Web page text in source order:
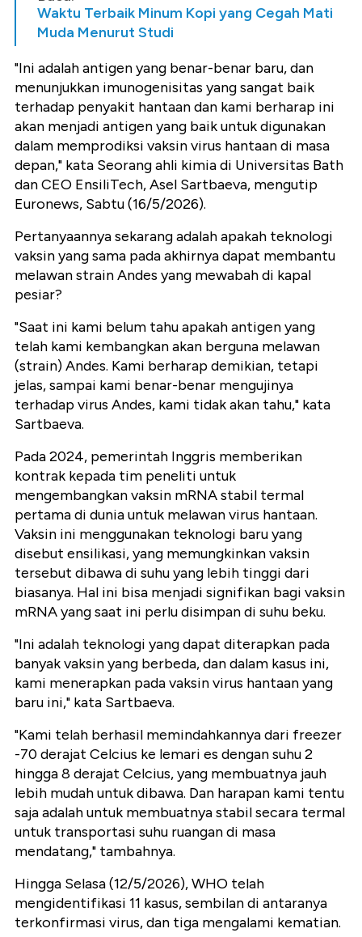
Waktu Terbaik Minum Kopi yang Cegah Mati
Muda Menurut Studi
"Ini adalah antigen yang benar-benar baru, dan
menunjukkan imunogenisitas yang sangat baik
terhadap penyakit hantaan dan kami berharap ini
akan menjadi antigen yang baik untuk digunakan
dalam memprodiksi vaksin virus hantaan di masa
depan," kata Seorang ahli kimia di Universitas Bath
dan CEO EnsiliTech, Asel Sartbaeva, mengutip
Euronews, Sabtu (16/5/2026).
Pertanyaannya sekarang adalah apakah teknologi
vaksin yang sama pada akhirnya dapat membantu
melawan strain Andes yang mewabah di kapal
pesiar?
"Saat ini kami belum tahu apakah antigen yang
telah kami kembangkan akan berguna melawan
(strain) Andes. Kami berharap demikian, tetapi
jelas, sampai kami benar-benar mengujinya
terhadap virus Andes, kami tidak akan tahu," kata
Sartbaeva.
Pada 2024, pemerintah Inggris memberikan
kontrak kepada tim peneliti untuk
mengembangkan vaksin mRNA stabil termal
pertama di dunia untuk melawan virus hantaan.
Vaksin ini menggunakan teknologi baru yang
disebut ensilikasi, yang memungkinkan vaksin
tersebut dibawa di suhu yang lebih tinggi dari
biasanya. Hal ini bisa menjadi signifikan bagi vaksin
mRNA yang saat ini perlu disimpan di suhu beku.
"Ini adalah teknologi yang dapat diterapkan pada
banyak vaksin yang berbeda, dan dalam kasus ini,
kami menerapkan pada vaksin virus hantaan yang
baru ini," kata Sartbaeva.
"Kami telah berhasil memindahkannya dari freezer
-70 derajat Celcius ke lemari es dengan suhu 2
hingga 8 derajat Celcius, yang membuatnya jauh
lebih mudah untuk dibawa. Dan harapan kami tentu
saja adalah untuk membuatnya stabil secara termal
untuk transportasi suhu ruangan di masa
mendatang," tambahnya.
Hingga Selasa (12/5/2026), WHO telah
mengidentifikasi 11 kasus, sembilan di antaranya
terkonfirmasi virus, dan tiga mengalami kematian.